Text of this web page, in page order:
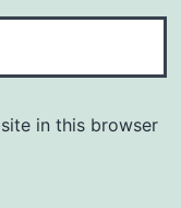
in this browser